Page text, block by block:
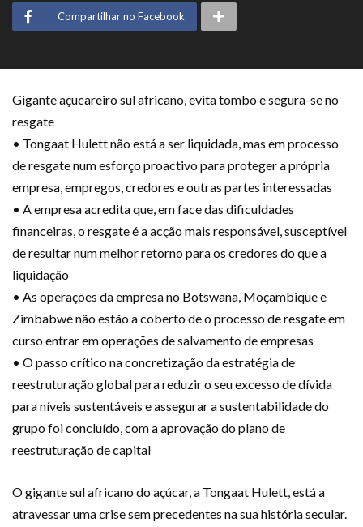
Compartilhar no Facebook
Gigante açucareiro sul africano, evita tombo e segura-se no
resgate
• Tongaat Hulett não está a ser liquidada, mas em processo
de resgate num esforço proactivo para proteger a própria
empresa, empregos, credores e outras partes interessadas
• A empresa acredita que, em face das dificuldades
financeiras, o resgate é a acção mais responsável, susceptível
de resultar num melhor retorno para os credores do que a
liquidação
• As operações da empresa no Botswana, Moçambique e
Zimbabwé não estão a coberto de o processo de resgate em
curso entrar em operações de salvamento de empresas
• O passo crítico na concretização da estratégia de
reestruturação global para reduzir o seu excesso de dívida
para níveis sustentáveis e assegurar a sustentabilidade do
grupo foi concluído, com a aprovação do plano de
reestruturação de capital
O gigante sul africano do açúcar, a Tongaat Hulett, está a
atravessar uma crise sem precedentes na sua história secular.